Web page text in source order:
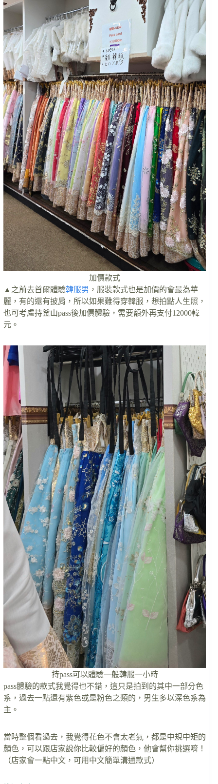
加價款式
▲之前去首爾體驗韓服男 ，服裝款式也是加價的會最為華
麗，有的還有披肩，所以如果難得穿韓服，想拍點人生照，
也可考慮持釜山pass後加價體驗，需要額外再支付12000韓
元。
持pass可以體驗一般韓服一小時
pass體驗的款式我覺得也不錯，這只是拍到的其中一部分色
系，過去一點還有紫色或是粉色之類的，男生多以深色系為
主。
當時整個看過去，我覺得花色不會太老氣，都是中規中矩的
顏色，可以跟店家說你比較偏好的顏色，他會幫你挑選唷！
（店家會一點中文，可用中文簡單溝通款式）